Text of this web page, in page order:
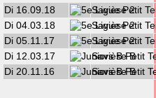
Di 16.09.18 Savièse 2
Di 04.03.18
Savièse 2
Di 05.11.17
Savièse 2
Di 12.03.17
Savièse B
Di 20.11.16
Savièse B